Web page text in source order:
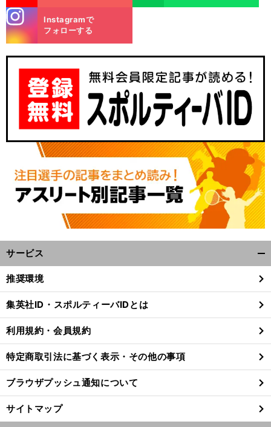
・
m
Instagramで
フォローする
サービス
閉
る
推奨環境
集英社ID・スポルティーバIDとは
利用規約・会員規約
特定商取引法に基づく表示・その他の事項
ブラウザプッシュ通知について
サイトマップ